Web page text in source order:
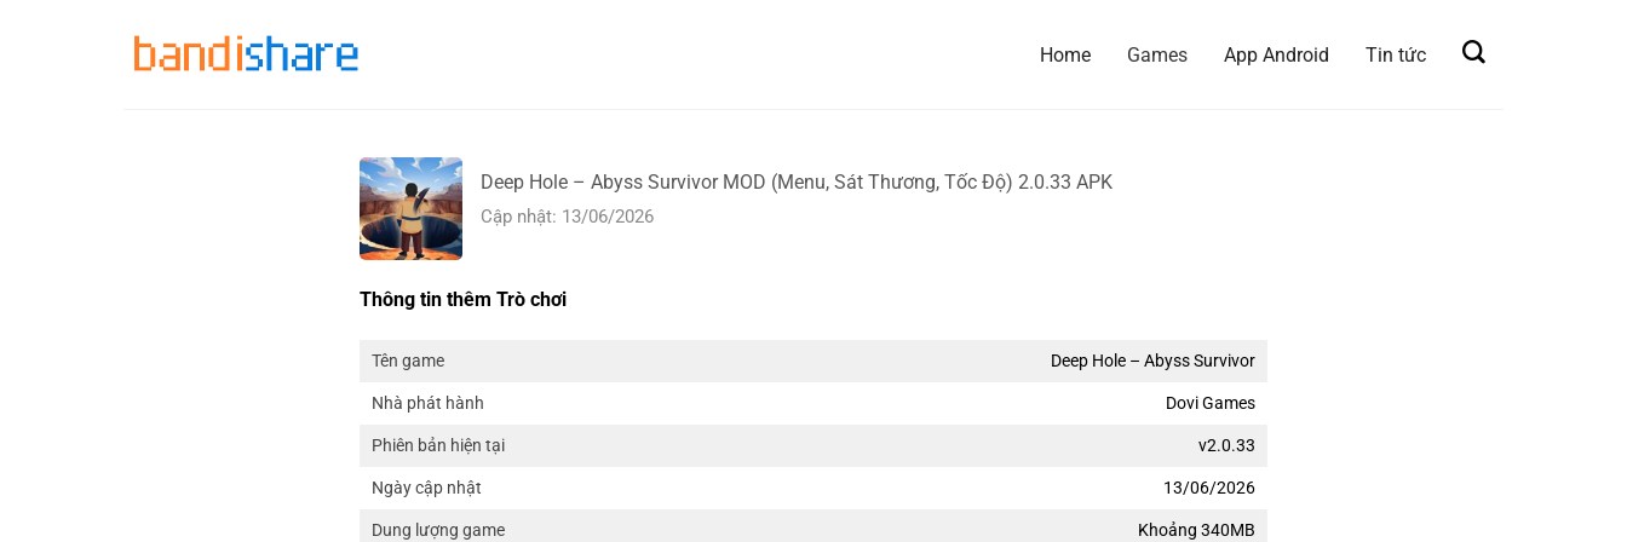
Home Games App Android Tin tức
Deep Hole – Abyss Survivor MOD (Menu, Sát Thương, Tốc Độ) 2.0.33 APK
Cập nhật: 13/06/2026
Thông tin thêm Trò chơi
Tên game Deep Hole – Abyss Survivor
Nhà phát hành Dovi Games
Phiên bản hiện tại v2.0.33
Ngày cập nhật 13/06/2026
Dung lượng game Khoảng 340MB